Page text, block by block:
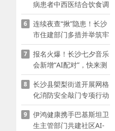
病患者中西医结合饮食调
养指南
6
连续夜查“揪”隐患！长沙
市住建部门多措并举筑牢
夏季建筑施工安全防线
7
报名火爆！长沙七夕音乐
会新增“AI配对”，快来测
测你的七夕缘分
8
长沙县㮾梨街道开展网格
化消防安全敲门专项行动
9
伊鸿健康携手巴基斯坦卫
生主管部门共建社区AI-